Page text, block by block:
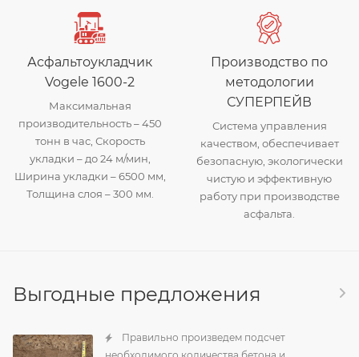
Асфальтоукладчик
Vogele 1600-2
Максимальная
производительность – 450
тонн в час, Скорость
укладки – до 24 м/мин,
Ширина укладки – 6500 мм,
Толщина слоя – 300 мм.
Производство по
методологии
СУПЕРПЕЙВ
Система управления
качеством, обеспечивает
безопасную, экологически
чистую и эффективную
работу при производстве
асфальта.
Выгодные предложения
Правильно произведем подсчет